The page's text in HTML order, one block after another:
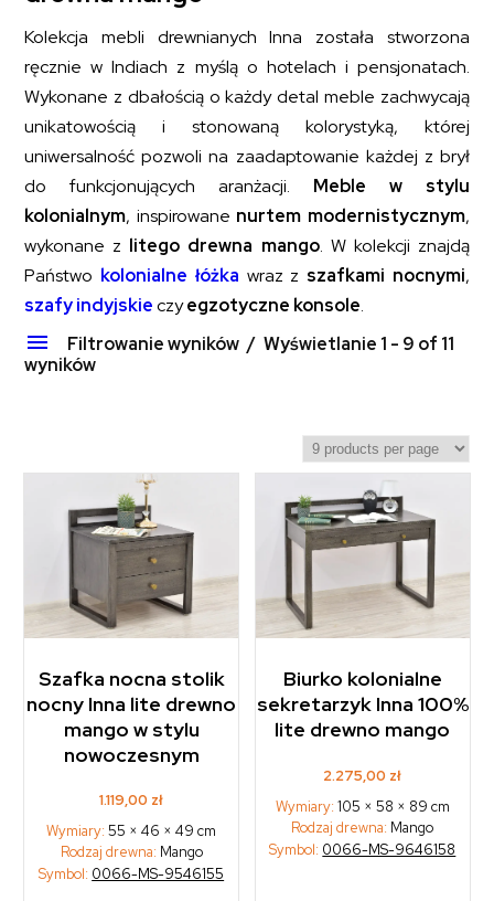
Kolekcja mebli drewnianych Inna została stworzona
ręcznie w Indiach z myślą o hotelach i pensjonatach.
Wykonane z dbałością o każdy detal meble zachwycają
unikatowością i stonowaną kolorystyką, której
uniwersalność pozwoli na zaadaptowanie każdej z brył
do funkcjonujących aranżacji. Meble w stylu
kolonialnym, inspirowane nurtem modernistycznym,
wykonane z litego drewna mango. W kolekcji znajdą
Państwo kolonialne łóżka wraz z szafkami nocnymi,
szafy indyjskieczyegzotyczne konsole.
Filtrowanie wyników
Wyświetlanie 1 - 9 of 11
wyników
Szafka nocna stolik
nocny Inna lite drewno
mango w stylu
nowoczesnym
1.119,00 zł
Wymiary:55 × 46 × 49 cm
Rodzaj drewna: Mango
Symbol: 0066-MS-9546155
Biurko kolonialne
sekretarzyk Inna 100%
lite drewno mango
2.275,00 zł
Wymiary: 105 × 58 × 89 cm
Rodzaj drewna: Mango
Symbol: 0066-MS-9646158